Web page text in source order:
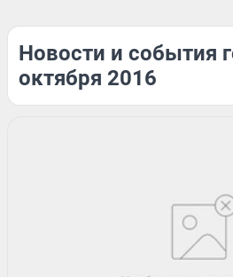
Новости и события
октября 2016